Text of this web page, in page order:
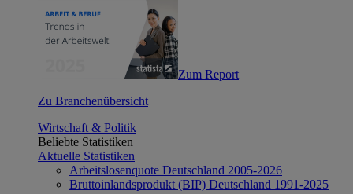
Zum Report
Zu Branchenübersicht
Wirtschaft & Politik
Beliebte Statistiken
Aktuelle Statistiken
Arbeitslosenquote Deutschland 2005-2026
Bruttoinlandsprodukt (BIP) Deutschland 1991-2025